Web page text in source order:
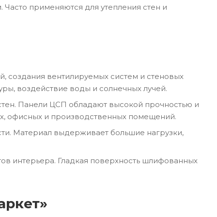
применяются для утепления стен и
создания вентилируемых систем и стеновых
воздействие воды и солнечных лучей.
Панели ЦСП обладают высокой прочностью и
офисных и производственных помещений.
Материал выдерживает большие нагрузки,
интерьера. Гладкая поверхность шлифованных